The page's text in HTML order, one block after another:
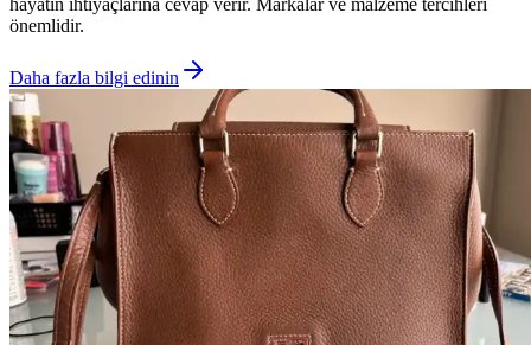
hayatın ihtiyaçlarına cevap verir. Markalar ve malzeme tercihleri
önemlidir.
Daha fazla bilgi edinin